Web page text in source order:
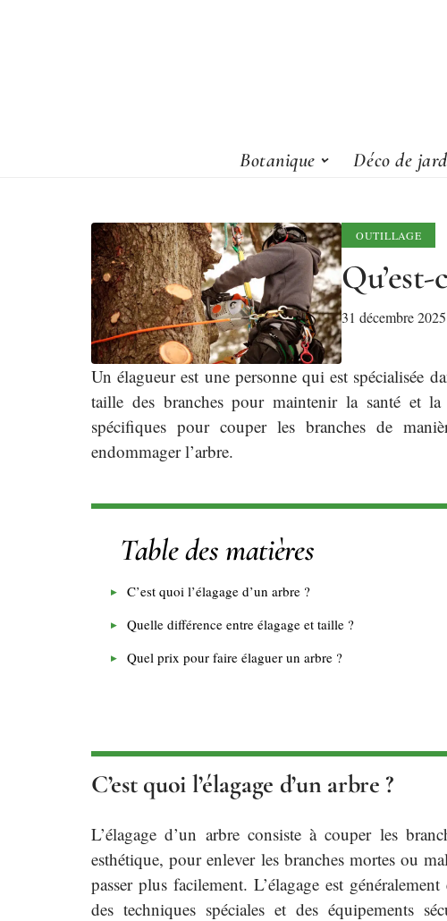
Botanique Déco de
OUTILLAGE
Qu’est-
31 décembre 2025
Un élagueur est une personne qui est spécialisée
taille des branches pour maintenir la santé et
spécifiques pour couper les branches de
endommager l’arbre.
Table des matières
C’est quoi l’élagage d’un arbre ?
Quelle différence entre élagage et taille ?
Quel prix pour faire élaguer un arbre ?
C’est quoi l’élagage d’un arbre ?
L’élagage d’un arbre consiste à couper les
esthétique, pour enlever les branches mortes ou
passer plus facilement. L’élagage est
des techniques spéciales et des équipements